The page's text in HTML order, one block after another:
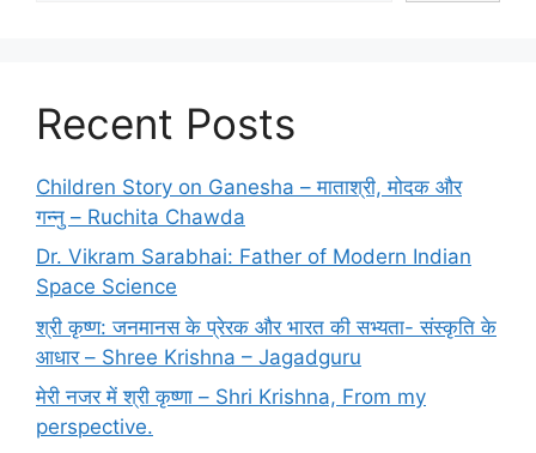
Recent Posts
Children Story on Ganesha – माताश्री, मोदक और
गन्नु – Ruchita Chawda
Dr. Vikram Sarabhai: Father of Modern Indian
Space Science
श्री कृष्ण: जनमानस के प्रेरक और भारत की सभ्यता- संस्कृति के
आधार – Shree Krishna – Jagadguru
मेरी नजर में श्री कृष्णा – Shri Krishna, From my
perspective.